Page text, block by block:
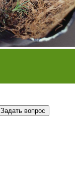
Задать вопрос